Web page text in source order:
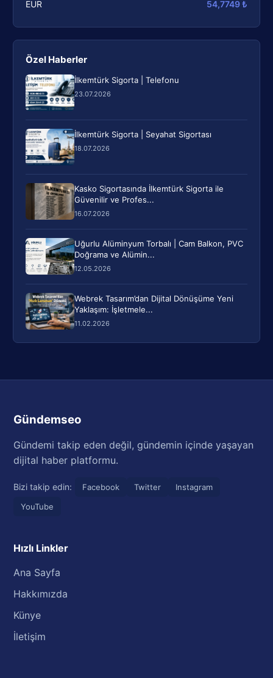
EUR 54,7749 ₺
Özel Haberler
İlkemtürk Sigorta | Telefonu
23.07.2026
İlkemtürk Sigorta | Seyahat Sigortası
18.07.2026
Kasko Sigortasında İlkemtürk Sigorta ile
Güvenilir ve Profes...
16.07.2026
Uğurlu Alüminyum Torbalı | Cam Balkon, PVC
Doğrama ve Alümin...
12.05.2026
Webrek Tasarım’dan Dijital Dönüşüme Yeni
Yaklaşım: İşletmele...
11.02.2026
Gündemseo
Gündemi takip eden değil, gündemin içinde yaşayan
dijital haber platformu.
Bizi takip edin: Facebook Twitter
Instagram
YouTube
Hızlı Linkler
Ana Sayfa
Hakkımızda
Künye
İletişim